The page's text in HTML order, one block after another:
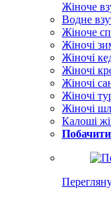
Жіноче
Водне
Жіноче
Жіночі
Жіночі
Жіночі
Жіночі
Жіночі
Жіночі
Калоші